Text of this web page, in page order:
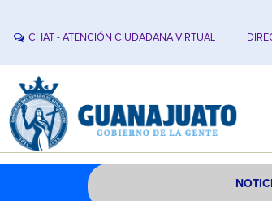
CHAT - ATENCIÓN CIUDADANA VIRTUAL